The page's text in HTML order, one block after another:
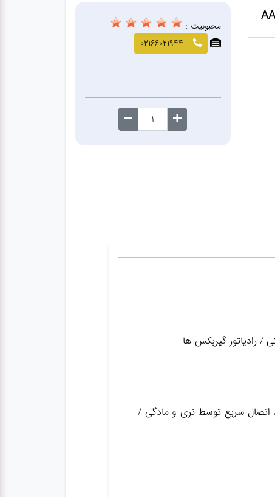
محبوبیت :
02166021944
/ رادیاتور گیربکس ها
(۱ سفید – ۱ مشکی) شلنگ مشکی ۱٫۴ اینچ ۱۰ بار / اتصال سریع توسط نری و مادگی /